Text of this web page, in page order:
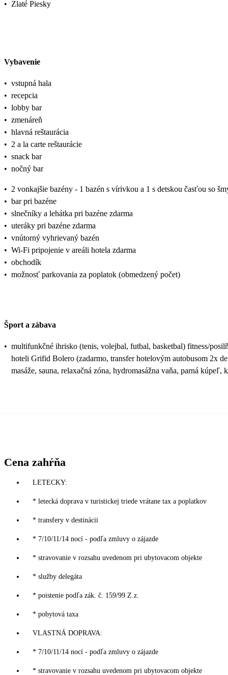
• Zlaté Piesky
Vybavenie
• vstupná hala
• recepcia
• lobby bar
• zmenáreň
• hlavná reštaurácia
• 2 a la carte reštaurácie
• snack bar
• nočný bar
• 2 vonkajšie bazény - 1 bazén s vírivkou a 1 s detskou časťou so
• bar pri bazéne
• slnečníky a lehátka pri bazéne zdarma
• uteráky pri bazéne zdarma
• vnútorný vyhrievaný bazén
• Wi-Fi pripojenie v areáli hotela zdarma
• obchodík
• možnosť parkovania za poplatok (obmedzený počet)
Šport a zábava
• multifunkčné ihrisko (tenis, volejbal, futbal, basketbal) fitness/
hoteli Grifid Bolero (zadarmo, transfer hotelovým autobusom 2x
masáže, sauna, relaxačná zóna, hydromasážna vaňa, parná
Cena zahŕňa
LETECKY:
* letecká doprava v turistickej triede vrátane tax a poplatkov
* transfery v destinácii
* 7/10/11/14 nocí - podľa zmluvy o zájazde
* stravovanie v rozsahu uvedenom pri ubytovacom objekte
* služby delegáta
* poistenie podľa zák. č. 159/99 Z.z.
* pobytová taxa
VLASTNÁ DOPRAVA:
* 7/10/11/14 nocí - podľa zmluvy o zájazde
* stravovanie v rozsahu uvedenom pri ubytovacom objekte